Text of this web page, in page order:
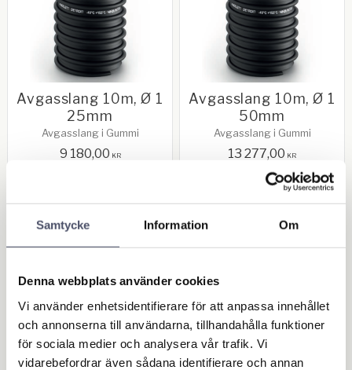
Samtycke Information Om
Denna webbplats använder cookies
Vi använder enhetsidentifierare för att anpassa innehållet
och annonserna till användarna, tillhandahålla funktioner
för sociala medier och analysera vår trafik. Vi
vidarebefordrar även sådana identifierare och annan
Avgasslang 10m, Ø 1
25mm
Avgasslang i Gummi
9 180,00 KR
Add to favorites
Avgasslang 10m, Ø 1
50mm
Avgasslang i Gummi
13 277,00 KR
OUTLET - REA
Maskin & Fordonstillbehör
Garage- & Fordonsutrustning
Högtryckstvättar &